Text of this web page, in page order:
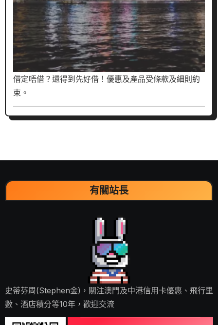
借定唔借？還得到先好借！優惠及產品受條款及細則約
束。
有關站長
史蒂芬周(Stephen金)，關注澳門及中港信用卡優惠、飛行里
數、酒店積分等10年，歡迎交流